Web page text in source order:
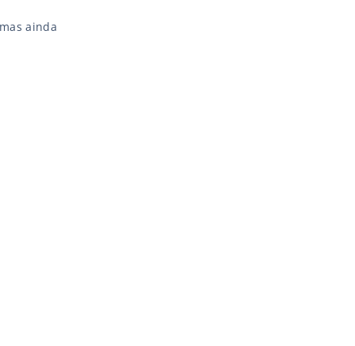
ainda